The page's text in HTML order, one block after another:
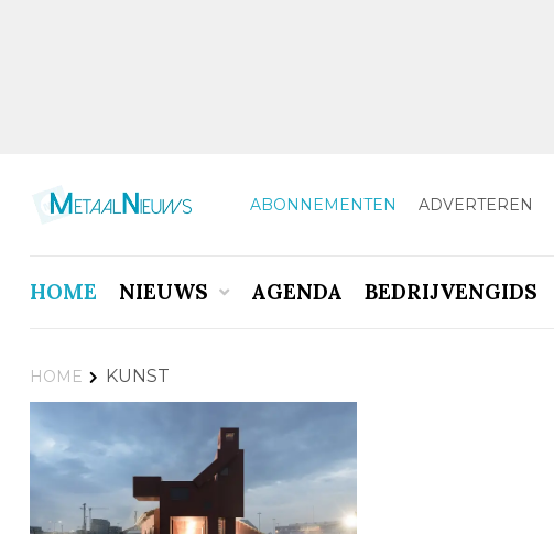
ABONNEMENTEN ADVERTEREN
HOME NIEUWS AGENDA BEDRIJVENGIDS
HOME KUNST